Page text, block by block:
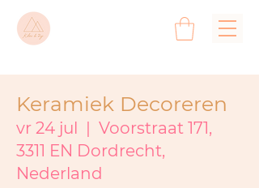
Keramiek Decoreren
vr 24 jul
  |
Voorstraat 171,
3311 EN Dordrecht,
Nederland